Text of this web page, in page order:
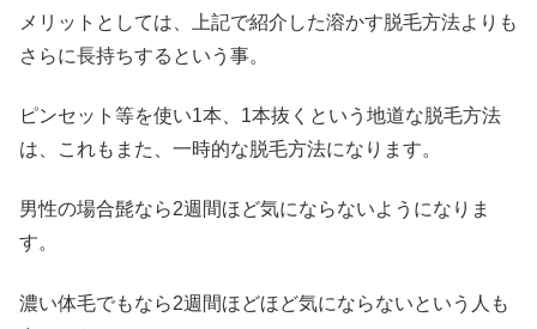
メリットとしては、上記で紹介した溶かす脱毛方法よりも
さらに長持ちするという事。
ピンセット等を使い1本、1本抜くという地道な脱毛方法
は、これもまた、一時的な脱毛方法になります。
男性の場合髭なら2週間ほど気にならないようになりま
す。
濃い体毛でもなら2週間ほどほど気にならないという人も